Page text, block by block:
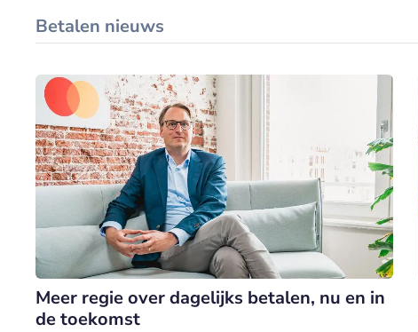
Betalen nieuws
Meer regie over dagelijks betalen, nu en in
de toekomst